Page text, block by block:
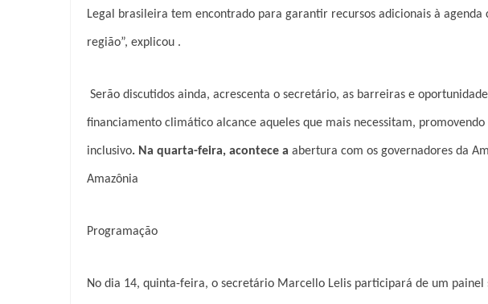
Legal brasileira tem encontrado para garantir recursos adicionais à
região”, explicou .
Serão discutidos ainda, acrescenta o secretário, as barreiras e
financiamento climático alcance aqueles que mais necessitam,
inclusivo. Na quarta-feira, acontece a abertura com os governadores da
Amazônia
Programação
No dia 14, quinta-feira, o secretário Marcello Lelis participará de um painel